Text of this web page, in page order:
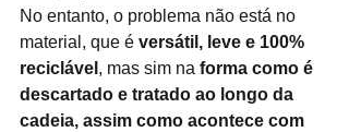
No entanto, o problema não está no
material, que é versátil, leve e 100%
reciclável , mas sim na forma como é
descartado e tratado ao longo da
cadeia, assim como acontece com